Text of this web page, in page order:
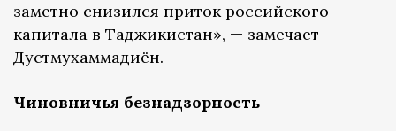
заметно снизился приток российского
капитала в Таджикистан», — замечает
Дустмухаммадиён.
Чиновничья безнадзорность